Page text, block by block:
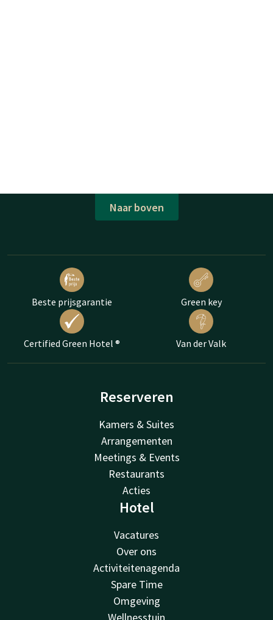
Naar boven
Beste prijsgarantie Green key
Certified Green Hotel ® Van der Valk
Reserveren
Kamers & Suites
Arrangementen
Meetings & Events
Restaurants
Acties
Hotel
Vacatures
Over ons
Activiteitenagenda
Spare Time
Omgeving